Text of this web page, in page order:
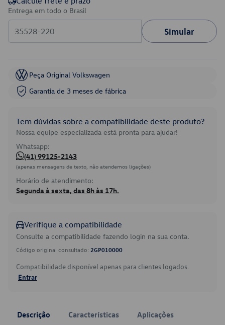
Entrega em todo o Brasil
Simular
Peça Original Volkswagen
Garantia de 3 meses de fábrica
Tem dúvidas sobre a compatibilidade deste produto?
Nossa equipe especializada está pronta para ajudar!
Whatsapp:
(41) 99125-2143
(apenas mensagens de texto, não atendemos ligações)
Horário de atendimento:
Segunda à sexta, das 8h às 17h.
Verifique a compatibilidade
Consulte a compatibilidade fazendo login na sua conta.
Código original consultado: 2GP010000
Compatibilidade disponível apenas para clientes logados.
Entrar
Descrição Características Aplicações